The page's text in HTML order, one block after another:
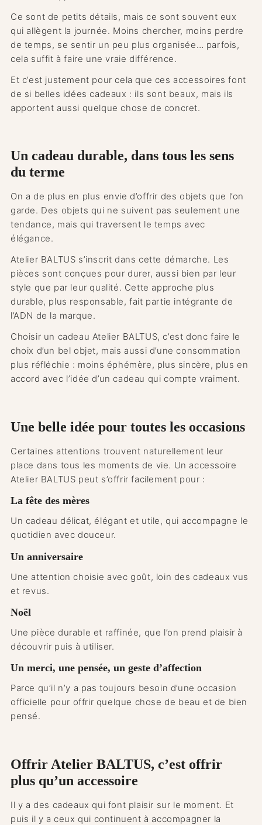
Ce sont de petits détails, mais ce sont souvent eux
qui allègent la journée. Moins chercher, moins perdre
de temps, se sentir un peu plus organisée… parfois,
cela suffit à faire une vraie différence.
Et c’est justement pour cela que ces accessoires font
de si belles idées cadeaux : ils sont beaux, mais ils
apportent aussi quelque chose de concret.
Un cadeau durable, dans tous les sens
du terme
On a de plus en plus envie d’offrir des objets que l’on
garde. Des objets qui ne suivent pas seulement une
tendance, mais qui traversent le temps avec
élégance.
Atelier BALTUS s’inscrit dans cette démarche. Les
pièces sont conçues pour durer, aussi bien par leur
style que par leur qualité. Cette approche plus
durable, plus responsable, fait partie intégrante de
l’ADN de la marque.
Choisir un cadeau Atelier BALTUS, c’est donc faire le
choix d’un bel objet, mais aussi d’une consommation
plus réfléchie : moins éphémère, plus sincère, plus en
accord avec l’idée d’un cadeau qui compte vraiment.
Une belle idée pour toutes les occasions
Certaines attentions trouvent naturellement leur
place dans tous les moments de vie. Un accessoire
Atelier BALTUS peut s’offrir facilement pour :
La fête des mères
Un cadeau délicat, élégant et utile, qui accompagne le
quotidien avec douceur.
Un anniversaire
Une attention choisie avec goût, loin des cadeaux vus
et revus.
Noël
Une pièce durable et raffinée, que l’on prend plaisir à
découvrir puis à utiliser.
Un merci, une pensée, un geste d’affection
Parce qu’il n’y a pas toujours besoin d’une occasion
officielle pour offrir quelque chose de beau et de bien
pensé.
Offrir Atelier BALTUS, c’est offrir
plus qu’un accessoire
Il y a des cadeaux qui font plaisir sur le moment. Et
puis il y a ceux qui continuent à accompagner la